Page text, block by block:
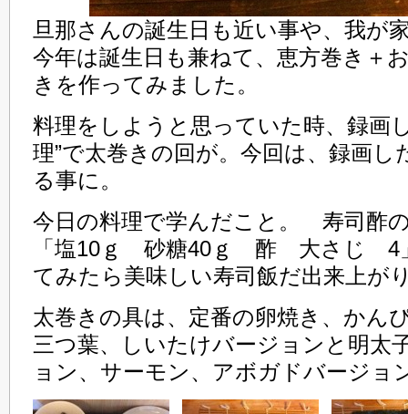
旦那さんの誕生日も近い事や、我が
今年は誕生日も兼ねて、恵方巻き＋
きを作ってみました。
料理をしようと思っていた時、録画
理”で太巻きの回が。今回は、録画し
る事に。
今日の料理で学んだこと。 寿司酢
「塩10ｇ 砂糖40ｇ 酢 大さじ 4
てみたら美味しい寿司飯だ出来上が
太巻きの具は、定番の卵焼き、かん
三つ葉、しいたけバージョンと明太
ョン、サーモン、アボガドバージョ